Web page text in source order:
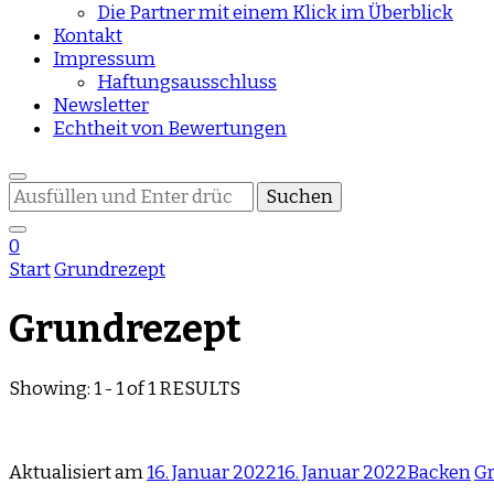
Die Partner mit einem Klick im Überblick
Kontakt
Impressum
Haftungsausschluss
Newsletter
Echtheit von Bewertungen
Suchst
du
nach
etwas?
0
StartGrundrezept
Grundrezept
Showing: 1 - 1 of 1 RESULTS
Aktualisiert am16. Januar 202216. Januar 2022Backen